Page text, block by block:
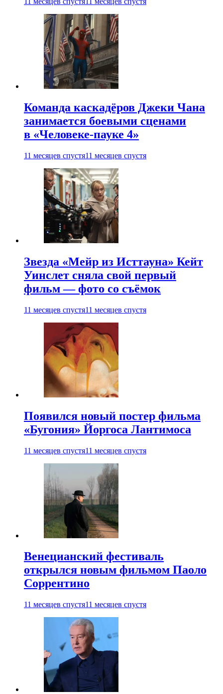
Команда каскадёров Джеки Чана
занимается боевыми сценами
в «Человеке-пауке 4»
11 месяцев спустя11 месяцев спустя
Звезда «Мейр из Исттауна» Кейт
Уинслет сняла свой первый
фильм — фото со съёмок
11 месяцев спустя11 месяцев спустя
Появился новый постер фильма
«Бугония» Йоргоса Лантимоса
11 месяцев спустя11 месяцев спустя
Венецианский фестиваль
открылся новым фильмом Паоло
Соррентино
11 месяцев спустя11 месяцев спустя